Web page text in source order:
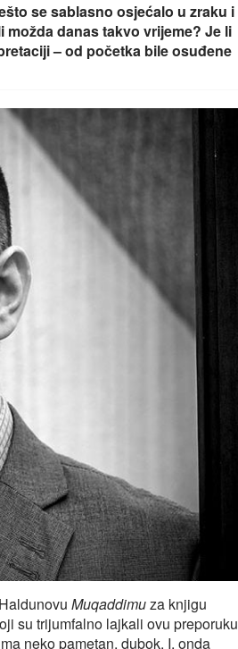
se sablasno osjećalo u zraku i
danas takvo vrijeme? Je li
– od početka bile osuđene
Muqaddimuza knjigu
su trijumfalno lajkali ovu preporuku
neko pametan, dubok. I, onda